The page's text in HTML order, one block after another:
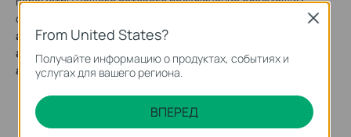
образом:
Obtain an IP
address automatically)и Получить адрес DNS-сервера
автоматически
Obtain DNS Server address
automatically).
From United States?
Получайте информацию о продуктах, событиях и
услугах для вашего региона.
ВПЕРЕД
Close